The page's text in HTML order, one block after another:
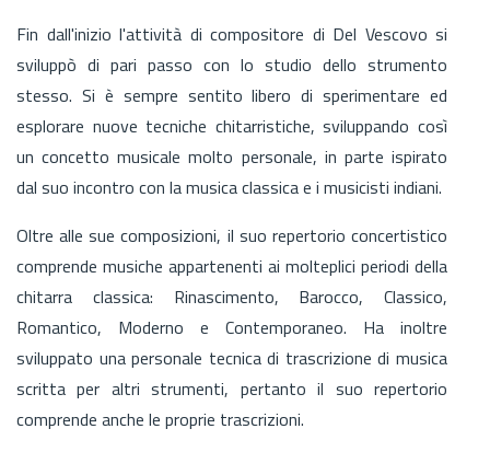
Fin dall'inizio l'attività di compositore di Del Vescovo si
sviluppò di pari passo con lo studio dello strumento
stesso. Si è sempre sentito libero di sperimentare ed
esplorare nuove tecniche chitarristiche, sviluppando così
un concetto musicale molto personale, in parte ispirato
dal suo incontro con la musica classica e i musicisti indiani.
Oltre alle sue composizioni, il suo repertorio concertistico
comprende musiche appartenenti ai molteplici periodi della
chitarra classica: Rinascimento, Barocco, Classico,
Romantico, Moderno e Contemporaneo. Ha inoltre
sviluppato una personale tecnica di trascrizione di musica
scritta per altri strumenti, pertanto il suo repertorio
comprende anche le proprie trascrizioni.